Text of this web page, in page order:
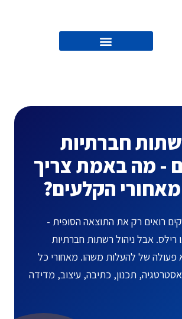
חברתיות
- מה באמת צריך
הקלעים?
רואים רק את התוצאה הסופית -
רילס. אבל ניהול רשתות חברתיות
פעולה של להעלות משהו. מאחורי כל
תכנון, כתיבה, עיצוב, מדידה